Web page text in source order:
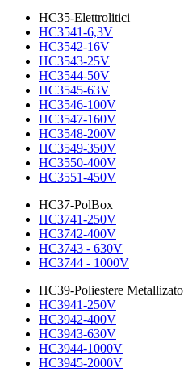
HC35-Elettrolitici
HC3541-6,3V
HC3542-16V
HC3543-25V
HC3544-50V
HC3545-63V
HC3546-100V
HC3547-160V
HC3548-200V
HC3549-350V
HC3550-400V
HC3551-450V
HC37-PolBox
HC3741-250V
HC3742-400V
HC3743 - 630V
HC3744 - 1000V
HC39-Poliestere Metallizato
HC3941-250V
HC3942-400V
HC3943-630V
HC3944-1000V
HC3945-2000V